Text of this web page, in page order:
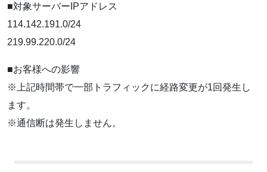
■対象サーバーIPアドレス
114.142.191.0/24
219.99.220.0/24
■お客様への影響
※上記時間帯で一部トラフィックに経路変更が1回発生し
ます。
※通信断は発生しません。